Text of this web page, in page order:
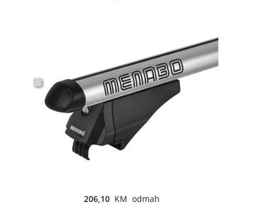
206,10 KM odmah